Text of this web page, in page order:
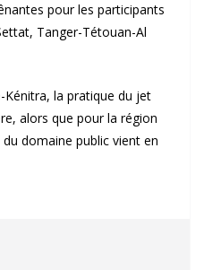
pour les participants
Tanger-Tétouan-Al
Kénitra, la pratique du jet
alors que pour la région
domaine public vient en